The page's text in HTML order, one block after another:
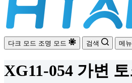
다크 모드 조명 모드 검색 메뉴
XG11-054 가변